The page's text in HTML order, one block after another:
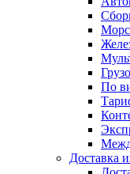
По
Доставка